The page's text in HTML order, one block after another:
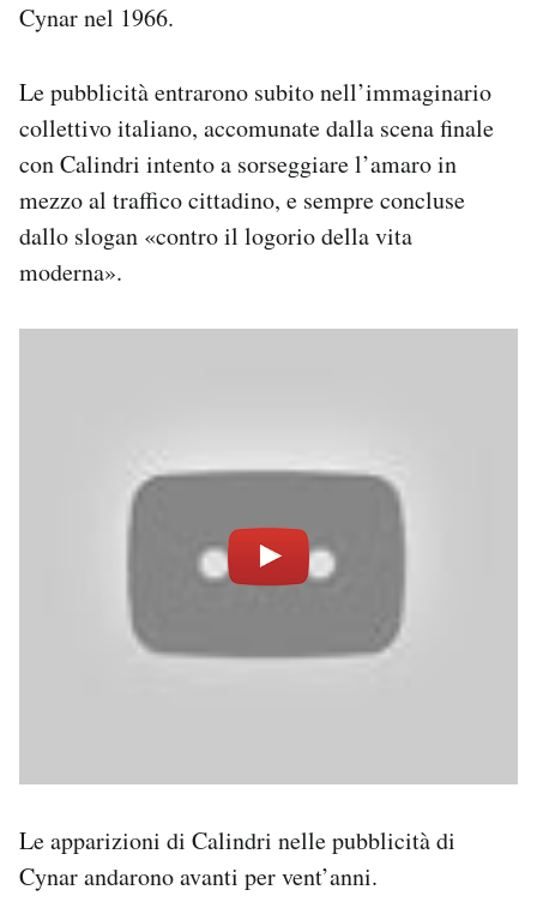
Cynar nel 1966.
Le pubblicità entrarono subito nell’immaginario
collettivo italiano, accomunate dalla scena finale
con Calindri intento a sorseggiare l’amaro in
mezzo al traffico cittadino, e sempre concluse
dallo slogan «contro il logorio della vita
moderna».
Le apparizioni di Calindri nelle pubblicità di
Cynar andarono avanti per vent’anni.